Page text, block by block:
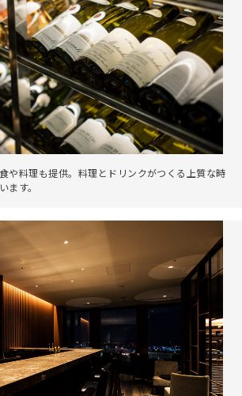
や料理も提供。料理とドリンクがつくる上質な時
ます。